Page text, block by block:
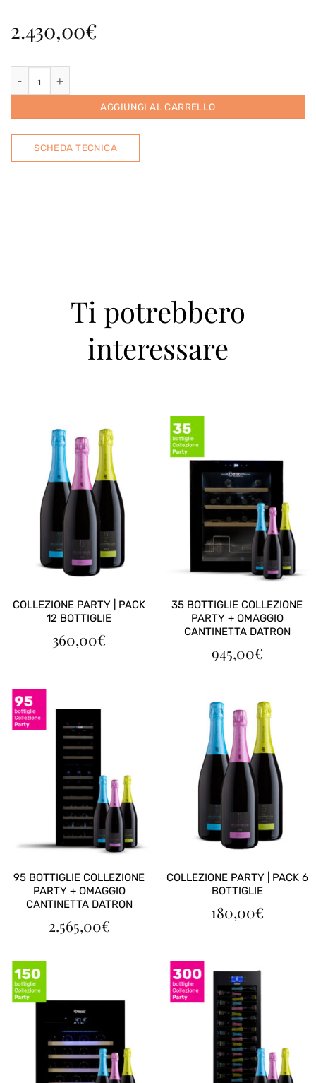
2.430,00€
AGGIUNGI AL CARRELLO
SCHEDA TECNICA
Ti potrebbero
interessare
COLLEZIONE PARTY | PACK
12 BOTTIGLIE
360,00€
35 BOTTIGLIE COLLEZIONE
PARTY + OMAGGIO
CANTINETTA DATRON
945,00€
95 BOTTIGLIE COLLEZIONE
PARTY + OMAGGIO
CANTINETTA DATRON
2.565,00€
COLLEZIONE PARTY | PACK 6
BOTTIGLIE
180,00€